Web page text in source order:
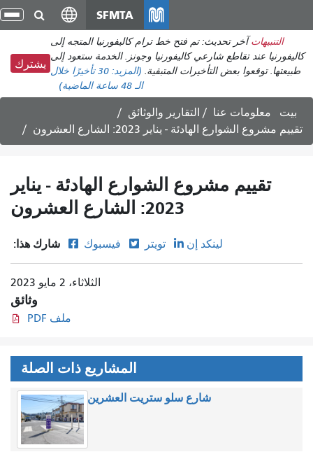
انتقل
إلى
المحتوى
الرئيسي
SFMTA
التنبيهات آخر تحديث: تم فتح خط ترام كاليفورنيا المتجه إلى
كاليفورنيا عند تقاطع شارعي كاليفورنيا وجونز. الخدمة ستعود إلى
طبيعتها. توقعوا بعض التأخيرات المتبقية. (المزيد: 30 تأخيرًا
خلال
الـ 48 ساعة الماضية)
يشترك
بيت معلومات عنا
التقارير والوثائق
تقييم مشروع الشوارع الهادئة - يناير 2023: الشارع العشرون
تقييم مشروع الشوارع الهادئة - يناير
2023: الشارع العشرون
شارك هذا: فيسبوك تويتر لينكد إن
الثلاثاء، 2 مايو 2023
وثائق
ملف PDF
المشاريع ذات الصلة
شارع سلو ستريت العشرين